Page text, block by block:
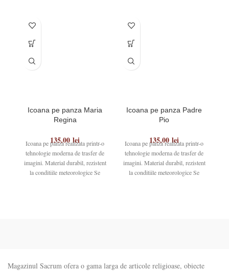
Icoana pe panza Maria
Regina
135,00 lei
Icoana pe panza realizata printr-o
tehnologie moderna de trasfer de
imagini. Material durabil, rezistent
la conditiile meteorologice Se
Icoana pe panza Padre
Pio
135,00 lei
Icoana pe panza realizata printr-o
tehnologie moderna de trasfer de
imagini. Material durabil, rezistent
la conditiile meteorologice Se
Magazinul Sacrum ofera o gama larga de articole religioase, obiecte